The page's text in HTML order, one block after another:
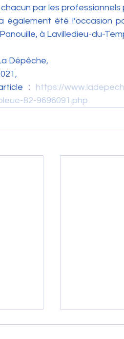
par les professionnels
également été l’occasion
à Lavilledieu-du-
Dépêche,
: https://
82-9696091.php